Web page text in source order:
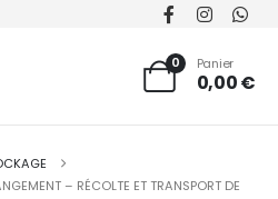
0 Panier
0,00€
– RÉCOLTE ET TRANSPORT DE